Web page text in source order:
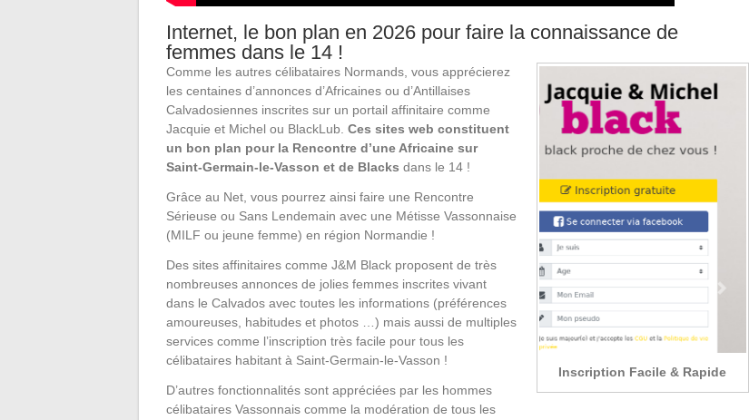
Internet, le bon plan en 2026 pour faire la connaissance de
femmes dans le 14 !
Inscription Facile & Rapide
Comme les autres célibataires Normands, vous apprécierez
les centaines d’annonces d’Africaines ou d’Antillaises
Calvadosiennes inscrites sur un portail affinitaire comme
Jacquie et Michel ou BlackLub. Ces sites web constituent
un bon plan pour la Rencontre d’une Africaine sur
Saint-Germain-le-Vasson et de Blacks dans le 14 !
Grâce au Net, vous pourrez ainsi faire une Rencontre
Sérieuse ou Sans Lendemain avec une Métisse Vassonnaise
(MILF ou jeune femme) en région Normandie !
Des sites affinitaires comme J&M Black proposent de très
nombreuses annonces de jolies femmes inscrites vivant
dans le Calvados avec toutes les informations (préférences
amoureuses, habitudes et photos …) mais aussi de multiples
services comme l’inscription très facile pour tous les
célibataires habitant à Saint-Germain-le-Vasson !
D’autres fonctionnalités sont appréciées par les hommes
célibataires Vassonnais comme la modération de tous les